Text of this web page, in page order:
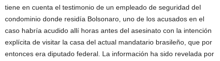
tiene en cuenta el testimonio de un empleado de seguridad del
condominio donde residía Bolsonaro, uno de los acusados en el
caso habría acudido allí horas antes del asesinato con la intención
explícita de visitar la casa del actual mandatario brasileño, que por
entonces era diputado federal. La información ha sido revelada por